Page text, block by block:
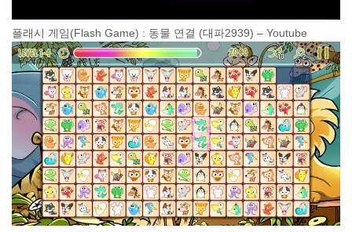
플래시 게임(Flash Game) : 동물 연결 (대파2939) – Youtube